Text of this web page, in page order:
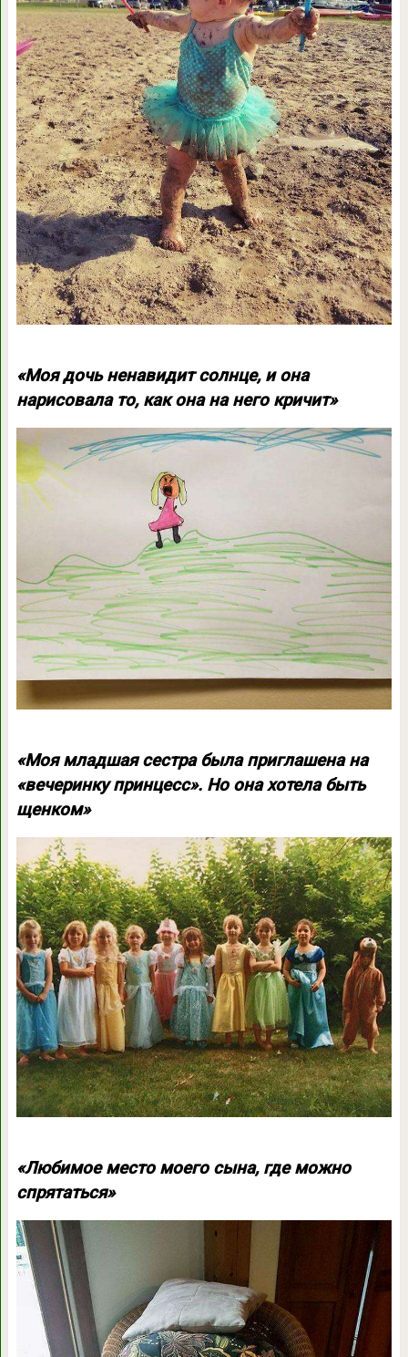
«Моя дочь ненавидит солнце, и она
нарисовала то, как она на него кричит»
«Моя младшая сестра была приглашена на
«вечеринку принцесс». Но она хотела быть
щенком»
«Любимое место моего сына, где можно
спрятаться»